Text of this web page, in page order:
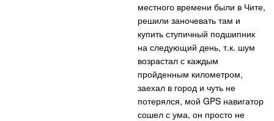
местного времени были в Чите,
решили заночевать там и
купить ступичный подшипник
на следующий день, т.к. шум
возрастал с каждым
пройденным километром,
заехал в город и чуть не
потерялся, мой GPS навигатор
сошел с ума, он просто не